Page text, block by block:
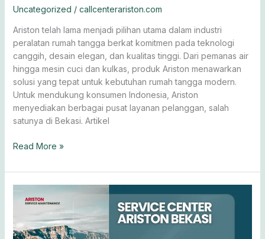
Uncategorized / callcenterariston.com
Ariston telah lama menjadi pilihan utama dalam industri
peralatan rumah tangga berkat komitmen pada teknologi
canggih, desain elegan, dan kualitas tinggi. Dari pemanas air
hingga mesin cuci dan kulkas, produk Ariston menawarkan
solusi yang tepat untuk kebutuhan rumah tangga modern.
Untuk mendukung konsumen Indonesia, Ariston
menyediakan berbagai pusat layanan pelanggan, salah
satunya di Bekasi. Artikel
Read More »
Ariston
Bekasi
Service
Center: